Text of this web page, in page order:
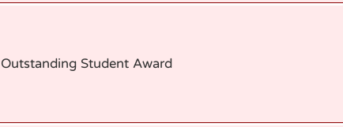
Outstanding Student Award